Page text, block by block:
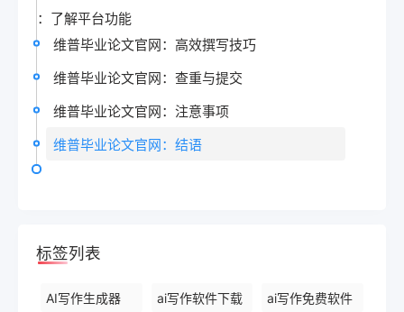
：了解平台功能
维普毕业论文官网：高效撰写技巧
维普毕业论文官网：查重与提交
维普毕业论文官网：注意事项
维普毕业论文官网：结语
标签列表
AI写作生成器 ai写作软件下载 ai写作免费软件